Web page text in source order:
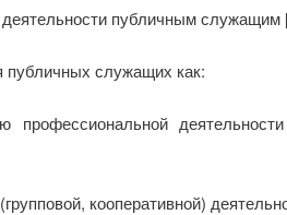
публичным служащим
публичных служащих как:
кооперативной)